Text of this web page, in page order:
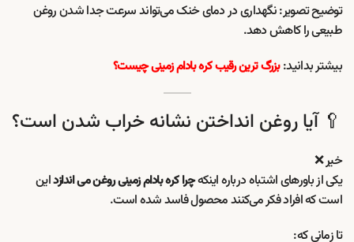
توضیح تصویر: نگهداری در دمای خنک می‌تواند سرعت جدا شدن روغن
طبیعی را کاهش دهد.
بیشتر بدانید:بزرگ ترین رقیب کره بادام زمینی چیست؟
🥄 آیا روغن انداختن نشانه خراب شدن است؟
خیر ❌
یکی از باورهای اشتباه درباره اینکهچرا کره بادام زمینی روغن می اندازداین
است که افراد فکر می‌کنند محصول فاسد شده است.
تا زمانی که: